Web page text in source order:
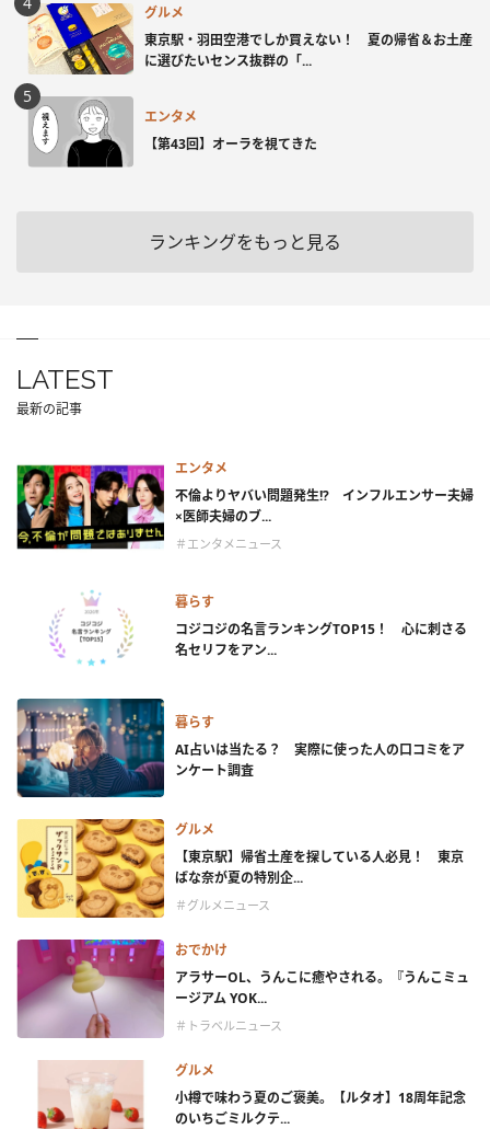
グルメ
東京駅・羽田空港でしか買えない！ 夏の帰省＆お土産
に選びたいセンス抜群の「...
エンタメ
【第43回】オーラを視てきた
ランキングをもっと見る
LATEST
最新の記事
エンタメ
不倫よりヤバい問題発生!? インフルエンサー夫婦
×医師夫婦のブ...
＃エンタメニュース
暮らす
コジコジの名言ランキングTOP15！ 心に刺さる
名セリフをアン...
暮らす
AI占いは当たる？ 実際に使った人の口コミをア
ンケート調査
グルメ
【東京駅】帰省土産を探している人必見！ 東京
ばな奈が夏の特別企...
＃グルメニュース
おでかけ
アラサーOL、うんこに癒やされる。『うんこミュ
ージアム YOK...
＃トラベルニュース
グルメ
小樽で味わう夏のご褒美。【ルタオ】18周年記念
のいちごミルクテ...